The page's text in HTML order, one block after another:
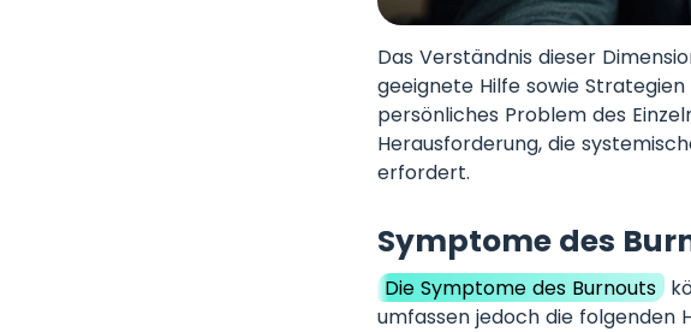
Das Verständnis dieser
geeignete Hilfe sowie
persönliches Problem des
Herausforderung, die
erfordert.
Symptome des
Die Symptome des Burnouts
umfassen jedoch die folgenden